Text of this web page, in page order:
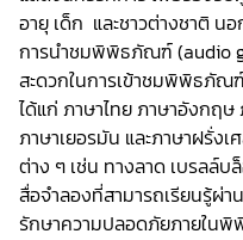
อายุ เด็ก และชาวต่างชาติ น
การนำชมพิพิธภัณฑ์ (audio
สะดวกในการเข้าชมพิพิธภัณ
ได้แก่ ภาษาไทย ภาษาอังกฤ
ภาษาเยอรมัน และภาษาฝรั่ง
ต่าง ๆ เช่น ทางลาด เบรลล์
สื่อจำลองที่สามารถเรียนรู้ผ่
รักษาความปลอดภัยภายใน